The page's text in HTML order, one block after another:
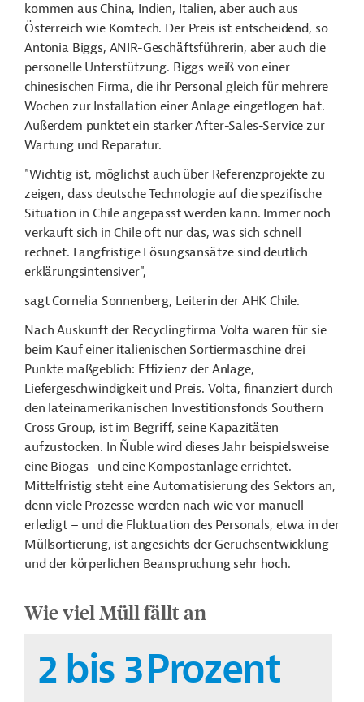
kommen aus China, Indien, Italien, aber auch aus
Österreich wie Komtech. Der Preis ist entscheidend, so
Antonia Biggs, ANIR-Geschäftsführerin, aber auch die
personelle Unterstützung. Biggs weiß von einer
chinesischen Firma, die ihr Personal gleich für mehrere
Wochen zur Installation einer Anlage eingeflogen hat.
Außerdem punktet ein starker After-Sales-Service zur
Wartung und Reparatur.
"Wichtig ist, möglichst auch über Referenzprojekte zu
zeigen, dass deutsche Technologie auf die spezifische
Situation in Chile angepasst werden kann. Immer noch
verkauft sich in Chile oft nur das, was sich schnell
rechnet. Langfristige Lösungsansätze sind deutlich
erklärungsintensiver",
sagt Cornelia Sonnenberg, Leiterin der AHK Chile.
Nach Auskunft der Recyclingfirma Volta waren für sie
beim Kauf einer italienischen Sortiermaschine drei
Punkte maßgeblich: Effizienz der Anlage,
Liefergeschwindigkeit und Preis. Volta, finanziert durch
den lateinamerikanischen Investitionsfonds Southern
Cross Group, ist im Begriff, seine Kapazitäten
aufzustocken. In Ñuble wird dieses Jahr beispielsweise
eine Biogas- und eine Kompostanlage errichtet.
Mittelfristig steht eine Automatisierung des Sektors an,
denn viele Prozesse werden nach wie vor manuell
erledigt – und die Fluktuation des Personals, etwa in der
Müllsortierung, ist angesichts der Geruchsentwicklung
und der körperlichen Beanspruchung sehr hoch.
Wie viel Müll fällt an
2 bis 3Prozent